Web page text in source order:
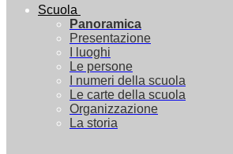
Scuola
Panoramica
Presentazione
I luoghi
Le persone
I numeri della scuola
Le carte della scuola
Organizzazione
La storia